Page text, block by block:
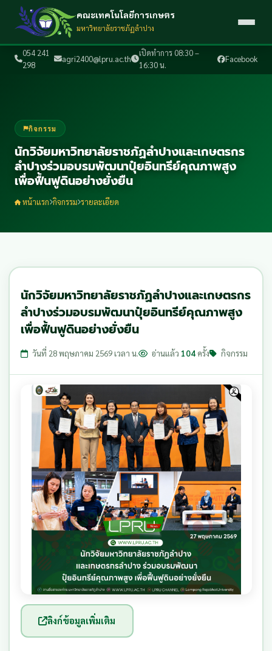
054 241
298
agri2400@lpru.ac.th
เปิดทำการ 08:30 –
16:30 น.
Facebook
คณะเทคโนโลยีการเกษตร
มหาวิทยาลัยราชภัฏลำปาง
กิจกรรม
นักวิจัยมหาวิทยาลัยราชภัฏลำปางและเกษตรกร
ลำปางร่วมอบรมพัฒนาปุ๋ยอินทรีย์คุณภาพสูง
เพื่อฟื้นฟูดินอย่างยั่งยืน
หน้าแรก กิจกรรม รายละเอียด
นักวิจัยมหาวิทยาลัยราชภัฏลำปางและเกษตรกร
ลำปางร่วมอบรมพัฒนาปุ๋ยอินทรีย์คุณภาพสูง
เพื่อฟื้นฟูดินอย่างยั่งยืน
วันที่ 28 พฤษภาคม 2569 เวลา น. อ่านแล้ว 104ครั้ง กิจกรรม
ลิงก์ข้อมูลเพิ่มเติม